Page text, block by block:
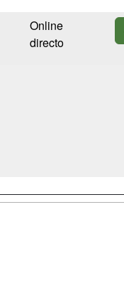
Online
directo